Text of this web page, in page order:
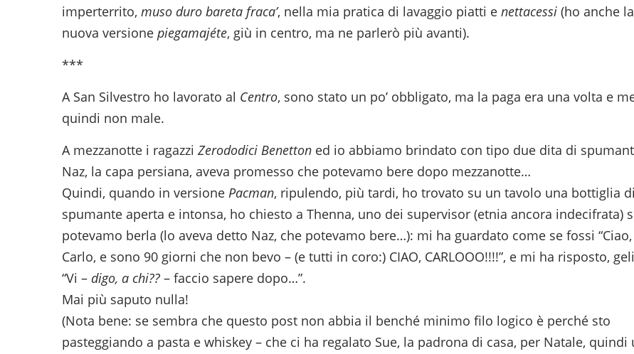
imperterrito, muso duro bareta fraca’, nella mia pratica di lavaggio piatti e nettacessi (ho anche la
nuova versione piegamajéte, giù in centro, ma ne parlerò più avanti).
***
A San Silvestro ho lavorato al Centro, sono stato un po’ obbligato, ma la paga era una volta e
quindi non male.
A mezzanotte i ragazzi Zerododici Benetton ed io abbiamo brindato con tipo due dita di
Naz, la capa persiana, aveva promesso che potevamo bere dopo mezzanotte…
Quindi, quando in versione Pacman, ripulendo, più tardi, ho trovato su un tavolo una bottiglia di
spumante aperta e intonsa, ho chiesto a Thenna, uno dei supervisor (etnia ancora indecifrata)
potevamo berla (lo aveva detto Naz, che potevamo bere…): mi ha guardato come se fossi
Carlo, e sono 90 giorni che non bevo – (e tutti in coro:) CIAO, CARLOOO!!!!”, e mi ha risposto,
“Vi – digo, a chi?? – faccio sapere dopo…”.
Mai più saputo nulla!
(Nota bene: se sembra che questo post non abbia il benché minimo filo logico è perché sto
pasteggiando a pasta e whiskey – che ci ha regalato Sue, la padrona di casa, per Natale, quindi